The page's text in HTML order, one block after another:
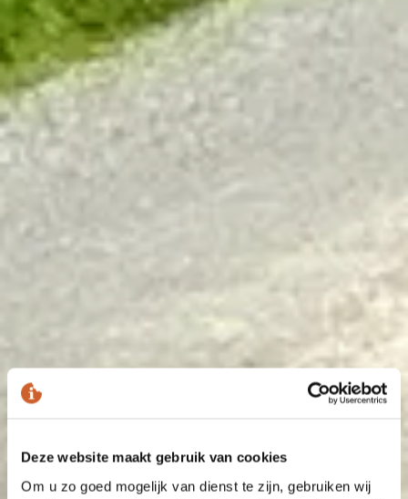
Deze website maakt gebruik van cookies
Om u zo goed mogelijk van dienst te zijn, gebruiken wij